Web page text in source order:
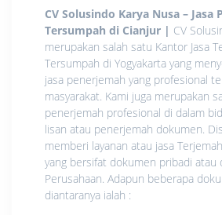
CV Solusindo Karya Nusa – Jasa
Tersumpah di Cianjur | CV
merupakan salah satu Kantor Jasa
Tersumpah di Yogyakarta yang
jasa penerjemah yang profesional
masyarakat. Kami juga merupakan
penerjemah profesional di dalam
lisan atau penerjemah dokumen.
memberi layanan atau jasa
yang bersifat dokumen pribadi
Perusahaan. Adapun beberapa
diantaranya ialah :